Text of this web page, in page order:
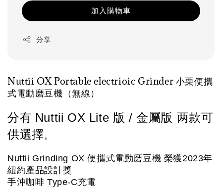
加入購物車
分享
Nuttii OX Portable electrioic Grinder 小栗便攜
式電動磨豆機（無線）
分有 Nuttii OX Lite 版 / 金屬版 两款可
供選擇。
Nuttii Grinding OX 便攜式電動磨豆機 榮獲2023年
紐約產品設計獎
手沖咖啡 Type-C充電